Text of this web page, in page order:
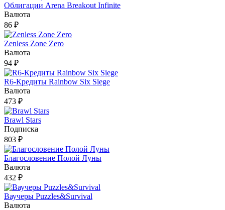
Облигации Arena Breakout Infinite
Валюта
86 ₽
Zenless Zone Zero
Валюта
94 ₽
R6-Кредиты Rainbow Six Siege
Валюта
473 ₽
Brawl Stars
Подписка
803 ₽
Благословение Полой Луны
Валюта
432 ₽
Ваучеры Puzzles&Survival
Валюта